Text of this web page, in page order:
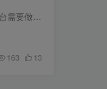
图片加解密二三事 近来公司新项目管理后台需要做图片上传并加解密功能，加密在服务端进行，加密成功后返回加密后图片地址，后台负责解密在线图片然后预览，折腾一天，此中曲折，闲做记录。 高级...
163 13